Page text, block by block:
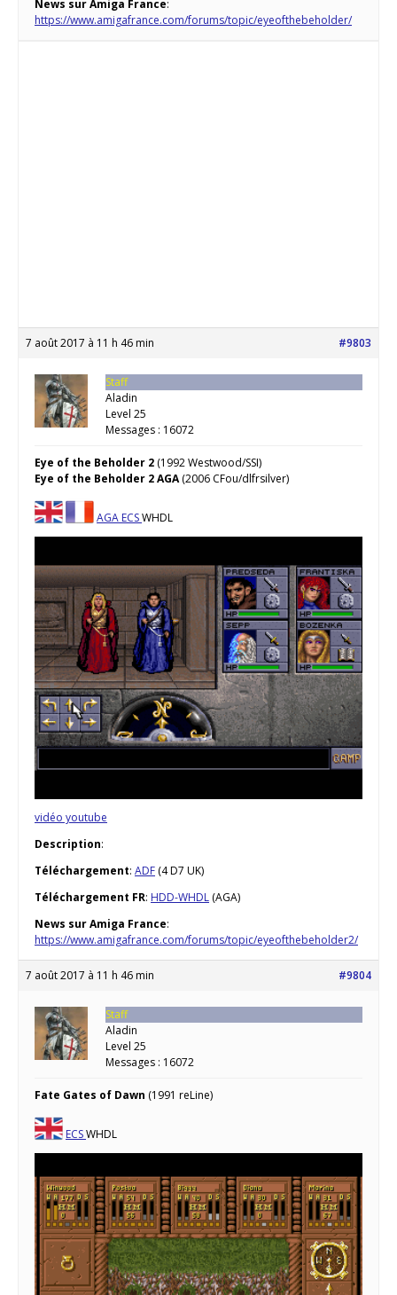
News sur Amiga France:
https://www.amigafrance.com/forums/topic/eyeofthebeholder/
7 août 2017 à 11 h 46 min #9803
Staff
Aladin
Level 25
Messages : 16072
Eye of the Beholder 2 (1992 Westwood/SSI)
Eye of the Beholder 2 AGA(2006 CFou/dlfrsilver)
AGA ECSWHDL
vidéo youtube
Description:
Téléchargement: ADF (4 D7 UK)
Téléchargement FR: HDD-WHDL (AGA)
News sur Amiga France:
https://www.amigafrance.com/forums/topic/eyeofthebeholder2/
7 août 2017 à 11 h 46 min #9804
Staff
Aladin
Level 25
Messages : 16072
Fate Gates of Dawn (1991 reLine)
ECSWHDL